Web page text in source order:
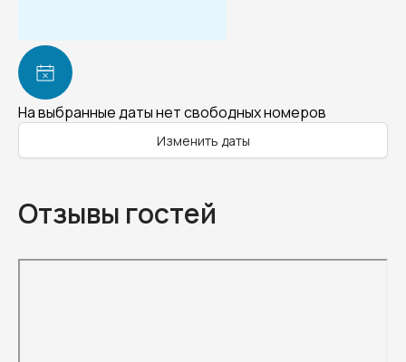
На выбранные даты нет свободных номеров
Изменить даты
Отзывы гостей